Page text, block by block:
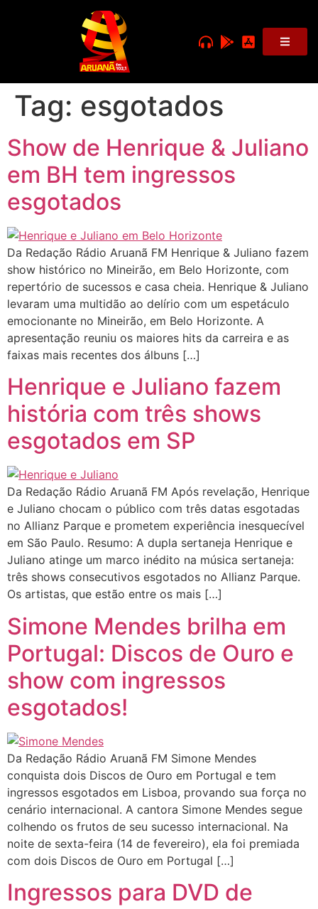
Tag: esgotados
Show de Henrique & Juliano
em BH tem ingressos
esgotados
Da Redação Rádio Aruanã FM Henrique & Juliano fazem
show histórico no Mineirão, em Belo Horizonte, com
repertório de sucessos e casa cheia. Henrique & Juliano
levaram uma multidão ao delírio com um espetáculo
emocionante no Mineirão, em Belo Horizonte. A
apresentação reuniu os maiores hits da carreira e as
faixas mais recentes dos álbuns […]
Henrique e Juliano fazem
história com três shows
esgotados em SP
Da Redação Rádio Aruanã FM Após revelação, Henrique
e Juliano chocam o público com três datas esgotadas
no Allianz Parque e prometem experiência inesquecível
em São Paulo. Resumo: A dupla sertaneja Henrique e
Juliano atinge um marco inédito na música sertaneja:
três shows consecutivos esgotados no Allianz Parque.
Os artistas, que estão entre os mais […]
Simone Mendes brilha em
Portugal: Discos de Ouro e
show com ingressos
esgotados!
Da Redação Rádio Aruanã FM Simone Mendes
conquista dois Discos de Ouro em Portugal e tem
ingressos esgotados em Lisboa, provando sua força no
cenário internacional. A cantora Simone Mendes segue
colhendo os frutos de seu sucesso internacional. Na
noite de sexta-feira (14 de fevereiro), ela foi premiada
com dois Discos de Ouro em Portugal […]
Ingressos para DVD de